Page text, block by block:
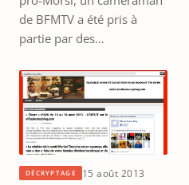
de BFMTV a été pris à
partie par des…
DÉCRYPTAGE 15 août 2013